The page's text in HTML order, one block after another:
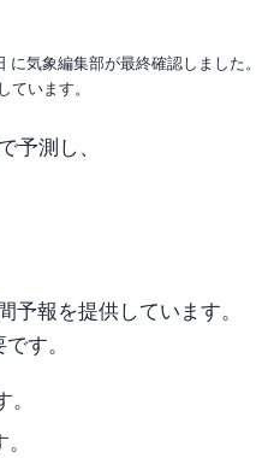
気象編集部が最終確認しました。
います。
測し、
報を提供しています。
す。